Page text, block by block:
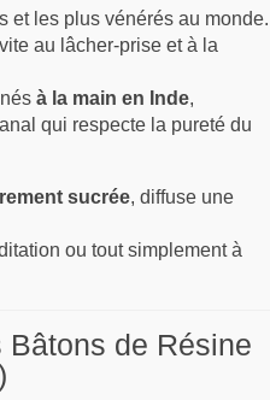
et les plus vénérés au monde.
au lâcher-prise et à la
à la main en Inde,
qui respecte la pureté du
sucrée, diffuse une
ou tout simplement à
de Résine